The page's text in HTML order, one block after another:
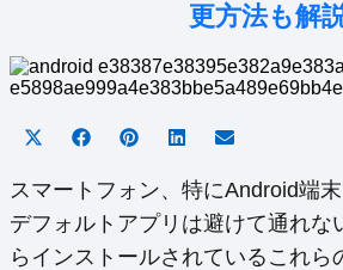
更方法も解
Share
X
(Twitter)
Share
Facebook
Share
Pinterest
Share
LinkedInEmail
スマートフォン、特にAndroid端末
デフォルトアプリは避けて通れな
らインストールされているこれら